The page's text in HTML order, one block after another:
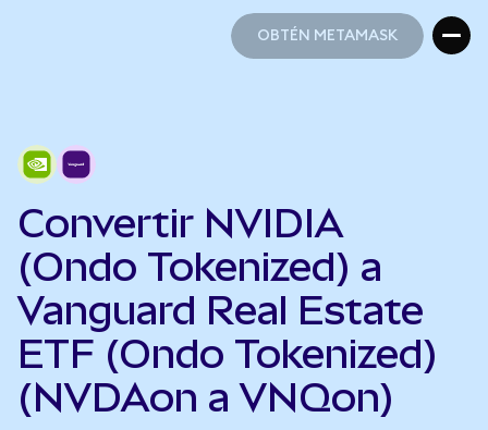
OBTÉN METAMASK
Convertir NVIDIA
(Ondo Tokenized) a
Vanguard Real Estate
ETF (Ondo Tokenized)
(NVDAon a VNQon)